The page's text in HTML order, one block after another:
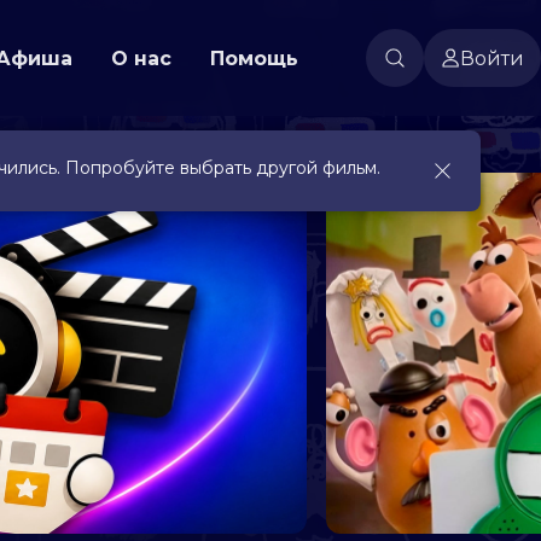
О нас Помощь Войти
Попробуйте выбрать другой фильм.